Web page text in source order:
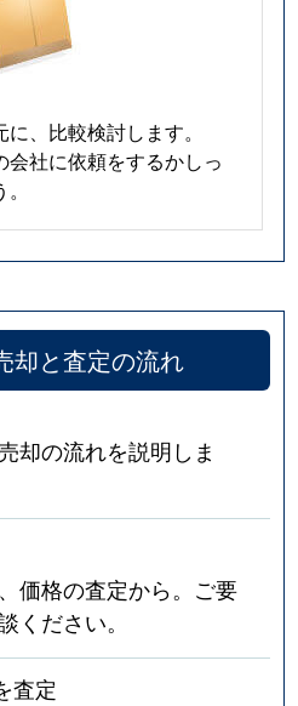
、比較検討します。
社に依頼をするかしっ
却と査定の流れ
却の流れを説明しま
価格の査定から。ご要
ください。
査定